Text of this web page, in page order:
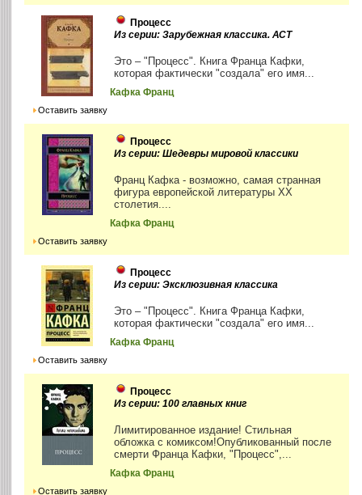
Процесс
Из серии: Зарубежная классика. АСТ
Это – "Процесс". Книга Франца Кафки,
которая фактически "создала" его имя...
Кафка Франц
Оставить заявку
Процесс
Из серии: Шедевры мировой классики
Франц Кафка - возможно, самая странная
фигура европейской литературы ХХ
столетия....
Кафка Франц
Оставить заявку
Процесс
Из серии: Эксклюзивная классика
Это – "Процесс". Книга Франца Кафки,
которая фактически "создала" его имя...
Кафка Франц
Оставить заявку
Процесс
Из серии: 100 главных книг
Лимитированное издание! Стильная
обложка с комиксом!Опубликованный после
смерти Франца Кафки, "Процесс",...
Кафка Франц
Оставить заявку